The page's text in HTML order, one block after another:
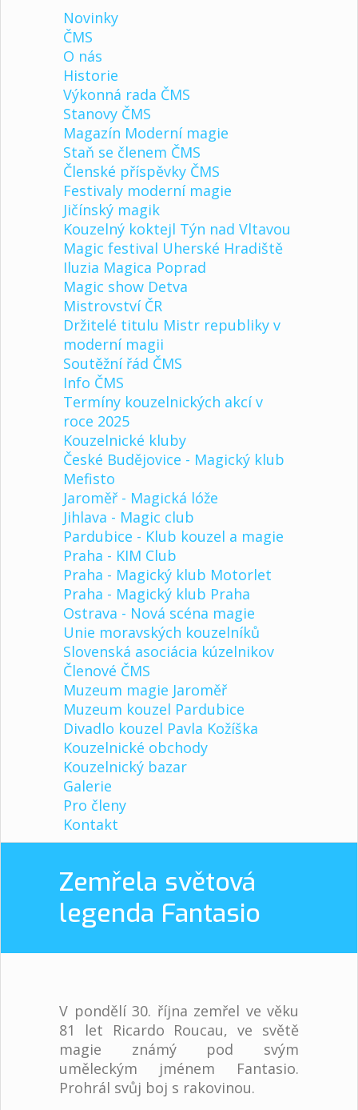
Novinky
ČMS
O nás
Historie
Výkonná rada ČMS
Stanovy ČMS
Magazín Moderní magie
Staň se členem ČMS
Členské příspěvky ČMS
Festivaly moderní magie
Jičínský magik
Kouzelný koktejl Týn nad Vltavou
Magic festival Uherské Hradiště
Iluzia Magica Poprad
Magic show Detva
Mistrovství ČR
Držitelé titulu Mistr republiky v
moderní magii
Soutěžní řád ČMS
Info ČMS
Termíny kouzelnických akcí v
roce 2025
Kouzelnické kluby
České Budějovice - Magický klub
Mefisto
Jaroměř - Magická lóže
Jihlava - Magic club
Pardubice - Klub kouzel a magie
Praha - KIM Club
Praha - Magický klub Motorlet
Praha - Magický klub Praha
Ostrava - Nová scéna magie
Unie moravských kouzelníků
Slovenská asociácia kúzelnikov
Členové ČMS
Muzeum magie Jaroměř
Muzeum kouzel Pardubice
Divadlo kouzel Pavla Kožíška
Kouzelnické obchody
Kouzelnický bazar
Galerie
Pro členy
Kontakt
Zemřela světová
legenda Fantasio
V pondělí 30. října zemřel ve věku
81 let Ricardo Roucau, ve světě
magie známý pod svým
uměleckým jménem Fantasio.
Prohrál svůj boj s rakovinou.